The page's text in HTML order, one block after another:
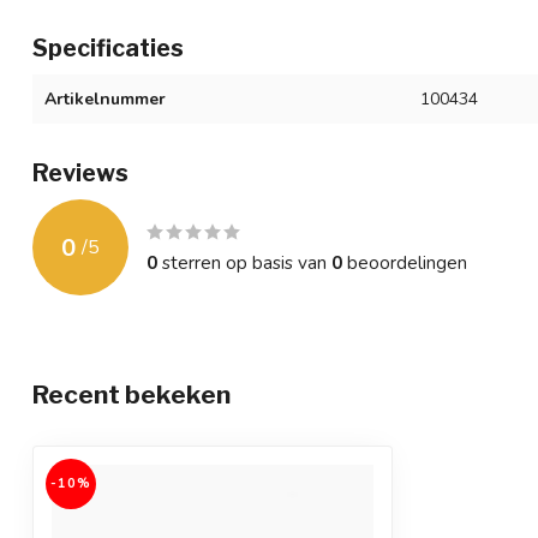
Specificaties
Artikelnummer 100434
Reviews
0 /5
0sterren op basis van 0beoordelingen
Recent bekeken
-10%